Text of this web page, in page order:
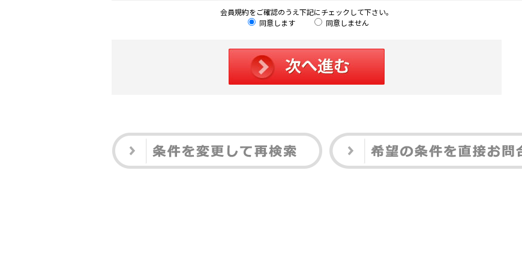
会員規約をご確認のうえ下記にチェックして下さい。
同意します
同意しません